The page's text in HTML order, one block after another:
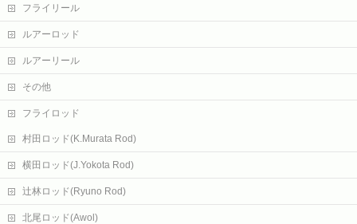
フライリール
ルアーロッド
ルアーリール
その他
フライロッド
村田ロッド(K.Murata Rod)
横田ロッド(J.Yokota Rod)
辻林ロッド(Ryuno Rod)
北尾ロッド(Awol)